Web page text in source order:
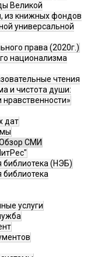
Великой
из книжных фондов
универсальной
права (2020г.)
национализма
чтения
и чистота души:
дат
Обзор СМИ
библиотека (НЭБ)
библиотека
услуги